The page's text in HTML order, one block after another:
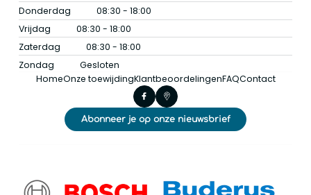
Donderdag
08:30 - 18:00
Vrijdag
08:30 - 18:00
Zaterdag
08:30 - 18:00
Zondag
Gesloten
HomeOnze toewijdingKlantbeoordelingenFAQContact
Abonneer je op onze nieuwsbrief